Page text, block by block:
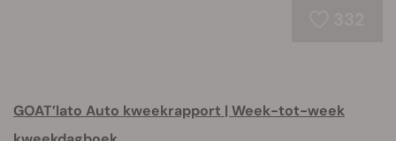
GOAT’lato Auto kweekrapport | Week-tot-week